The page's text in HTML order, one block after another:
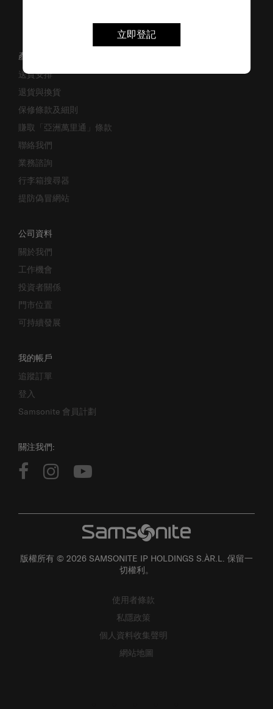
立即登記
產品支援/常見問題
送貨安排
退貨與換貨
保修條款及細則
賺取「亞洲萬里通」條款
聯絡我們
業務諮詢
行李箱搜尋器
提防偽冒網站
公司資料
關於我們
工作機會
投資者關係
門市位置
可持續發展
我的帳戶
追蹤訂單
登入
Samsonite 會員計劃
關注我們:
版權所有 © 2026 SAMSONITE IP HOLDINGS S.ÀR.L. 保留一
切權利。
使用者條款
私隱政策
個人資料收集聲明
網站地圖